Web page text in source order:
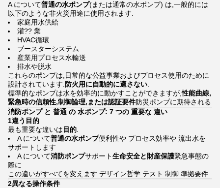
A について普通の水ポンプ(または通常の水ポンプ) は,一般的には
以下のような非火災用途に使用されます.
家庭用水供給
灌?? 業
HVAC循環
ブースターシステム
産業用プロセス水輸送
排水や脱水
これらのポンプは,日常的な公益事業およびプロセス使用のために
設計されています. 防火用に自動的に適さない
標準的なポンプは水を効率的に動かすことができますが,性能曲線,
緊急時の信頼性,制御論理,または認証要件防災ポンプに期待される
消防ポンプ と 普通 の 水ポンプ: 7 つの 重要な 違い
1違う目的
最も重要な違いは 目的
A について普通の水ポンプ便利性や プロセス効率や 流出水を
サポートします
A について消防ポンプサポート生命安全と財産保護緊急事態の
際に
この違いがすべてを変えます デザイン哲学 テスト 制御 準拠要件
2異なる操作条件